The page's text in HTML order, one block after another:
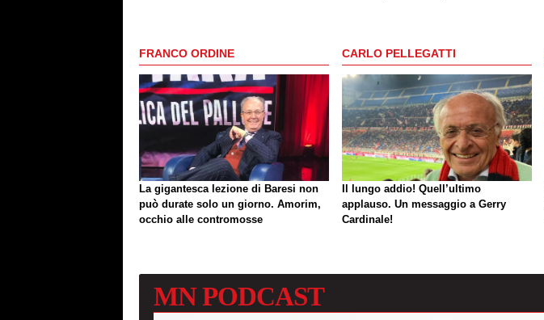
FRANCO ORDINE
La gigantesca lezione di Baresi non
può durate solo un giorno. Amorim,
occhio alle contromosse
CARLO PELLEGATTI
Il lungo addio! Quell’ultimo
applauso. Un messaggio a Gerry
Cardinale!
MNPODCAST